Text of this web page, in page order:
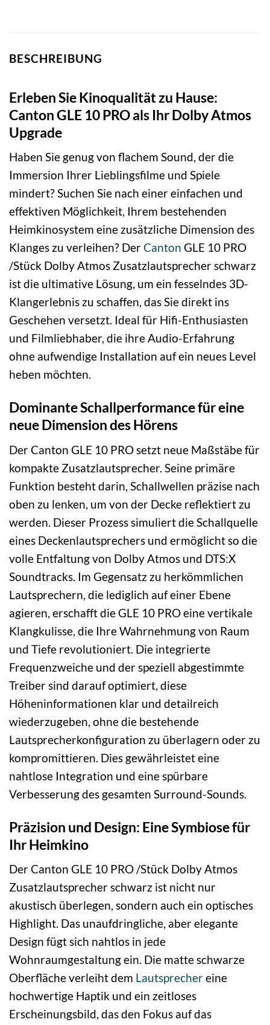
BESCHREIBUNG
Erleben Sie Kinoqualität zu Hause:
Canton GLE 10 PRO als Ihr Dolby Atmos
Upgrade
Haben Sie genug von flachem Sound, der die
Immersion Ihrer Lieblingsfilme und Spiele
mindert? Suchen Sie nach einer einfachen und
effektiven Möglichkeit, Ihrem bestehenden
Heimkinosystem eine zusätzliche Dimension des
Klanges zu verleihen? DerCanton GLE 10 PRO
/Stück Dolby Atmos Zusatzlautsprecher schwarz
ist die ultimative Lösung, um ein fesselndes 3D-
Klangerlebnis zu schaffen, das Sie direkt ins
Geschehen versetzt. Ideal für Hifi-Enthusiasten
und Filmliebhaber, die ihre Audio-Erfahrung
ohne aufwendige Installation auf ein neues Level
heben möchten.
Dominante Schallperformance für eine
neue Dimension des Hörens
Der Canton GLE 10 PRO setzt neue Maßstäbe für
kompakte Zusatzlautsprecher. Seine primäre
Funktion besteht darin, Schallwellen präzise nach
oben zu lenken, um von der Decke reflektiert zu
werden. Dieser Prozess simuliert die Schallquelle
eines Deckenlautsprechers und ermöglicht so die
volle Entfaltung von Dolby Atmos und DTS:X
Soundtracks. Im Gegensatz zu herkömmlichen
Lautsprechern, die lediglich auf einer Ebene
agieren, erschafft die GLE 10 PRO eine vertikale
Klangkulisse, die Ihre Wahrnehmung von Raum
und Tiefe revolutioniert. Die integrierte
Frequenzweiche und der speziell abgestimmte
Treiber sind darauf optimiert, diese
Höheninformationen klar und detailreich
wiederzugeben, ohne die bestehende
Lautsprecherkonfiguration zu überlagern oder zu
kompromittieren. Dies gewährleistet eine
nahtlose Integration und eine spürbare
Verbesserung des gesamten Surround-Sounds.
Präzision und Design: Eine Symbiose für
Ihr Heimkino
Der Canton GLE 10 PRO /Stück Dolby Atmos
Zusatzlautsprecher schwarz ist nicht nur
akustisch überlegen, sondern auch ein optisches
Highlight. Das unaufdringliche, aber elegante
Design fügt sich nahtlos in jede
Wohnraumgestaltung ein. Die matte schwarze
Oberfläche verleiht dem Lautsprechereine
hochwertige Haptik und ein zeitloses
Erscheinungsbild, das den Fokus auf das